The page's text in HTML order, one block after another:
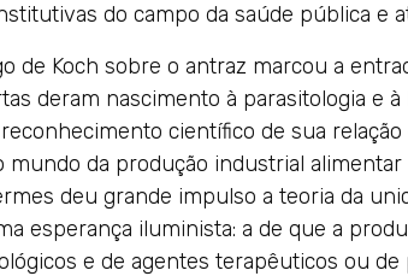
do campo da saúde pública e
de Koch sobre o antraz marcou a
deram nascimento à parasitologia e
científico de sua
mundo da produção industrial
deu grande impulso a teoria da
esperança iluminista: a de que a
e de agentes terapêuticos ou